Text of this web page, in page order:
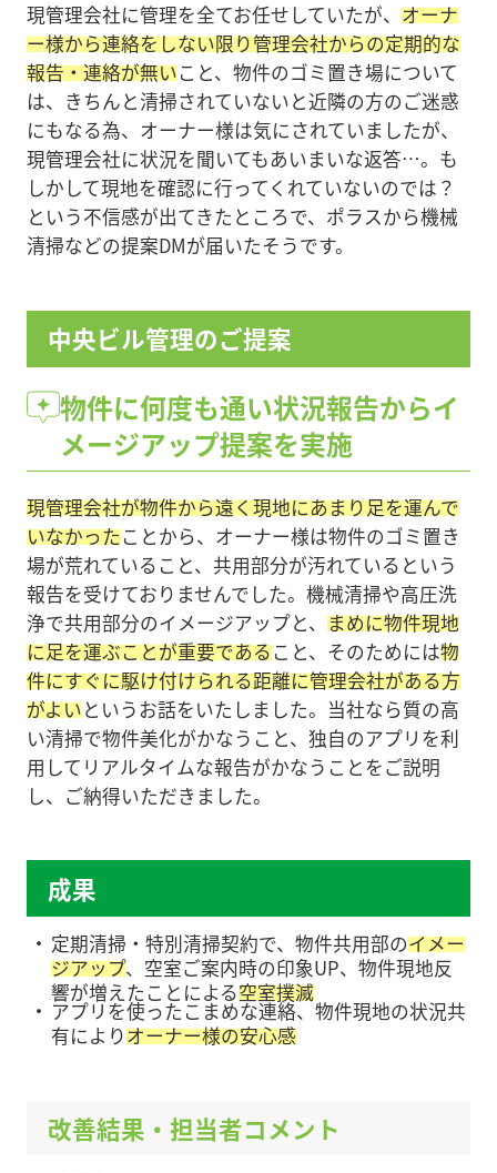
現管理会社に管理を全てお任せしていたが、 オーナ
ー様から連絡をしない限り管理会社からの定期的な
報告・連絡が無いこと、物件のゴミ置き場について
は、きちんと清掃されていないと近隣の方のご迷惑
にもなる為、オーナー様は気にされていましたが、
現管理会社に状況を聞いてもあいまいな返答…。も
しかして現地を確認に行ってくれていないのでは？
という不信感が出てきたところで、ポラスから機械
清掃などの提案DMが届いたそうです。
中央ビル管理のご提案
物件に何度も通い状況報告からイ
メージアップ提案を実施
現管理会社が物件から遠く現地にあまり足を運んで
いなかったことから、オーナー様は物件のゴミ置き
場が荒れていること、共用部分が汚れているという
報告を受けておりませんでした。機械清掃や高圧洗
浄で共用部分のイメージアップと、 まめに物件現地
に足を運ぶことが重要であること、そのためには物
件にすぐに駆け付けられる距離に管理会社がある方
がよいというお話をいたしました。当社なら質の高
い清掃で物件美化がかなうこと、独自のアプリを利
用してリアルタイムな報告がかなうことをご説明
し、ご納得いただきました。
成果
・ 定期清掃・特別清掃契約で、物件共用部のイメー
ジアップ、空室ご案内時の印象UP、物件現地反
響が増えたことによる空室撲滅
・ アプリを使ったこまめな連絡、物件現地の状況共
有によりオーナー様の安心感
改善結果・担当者コメント